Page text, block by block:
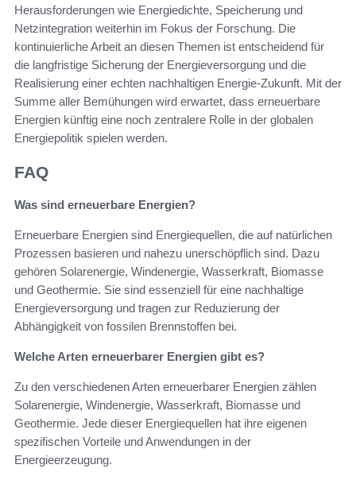
Herausforderungen wie Energiedichte, Speicherung und
Netzintegration weiterhin im Fokus der Forschung. Die
kontinuierliche Arbeit an diesen Themen ist entscheidend für
die langfristige Sicherung der Energieversorgung und die
Realisierung einer echten nachhaltigen Energie-Zukunft. Mit der
Summe aller Bemühungen wird erwartet, dass erneuerbare
Energien künftig eine noch zentralere Rolle in der globalen
Energiepolitik spielen werden.
FAQ
Was sind erneuerbare Energien?
Erneuerbare Energien sind Energiequellen, die auf natürlichen
Prozessen basieren und nahezu unerschöpflich sind. Dazu
gehören Solarenergie, Windenergie, Wasserkraft, Biomasse
und Geothermie. Sie sind essenziell für eine nachhaltige
Energieversorgung und tragen zur Reduzierung der
Abhängigkeit von fossilen Brennstoffen bei.
Welche Arten erneuerbarer Energien gibt es?
Zu den verschiedenen Arten erneuerbarer Energien zählen
Solarenergie, Windenergie, Wasserkraft, Biomasse und
Geothermie. Jede dieser Energiequellen hat ihre eigenen
spezifischen Vorteile und Anwendungen in der
Energieerzeugung.